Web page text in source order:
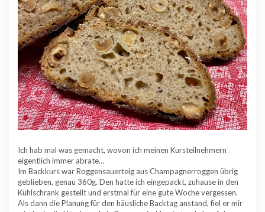
Ich hab mal was gemacht, wovon ich meinen Kursteilnehmern
eigentlich immer abrate…
Im Backkurs war Roggensauerteig aus Champagnerroggen übrig
geblieben, genau 360g. Den hatte ich eingepackt, zuhause in den
Kühlschrank gestellt und erstmal für eine gute Woche vergessen.
Als dann die Planung für den häusliche Backtag anstand, fiel er mir